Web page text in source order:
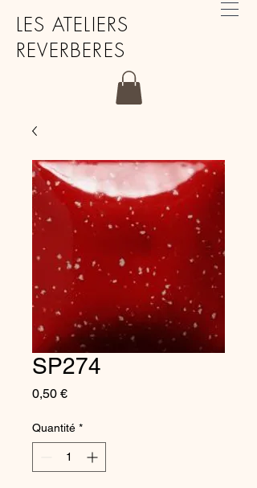
LES ATELIERS
REVERBERES
SP274
0,50 €Prix
Quantité *